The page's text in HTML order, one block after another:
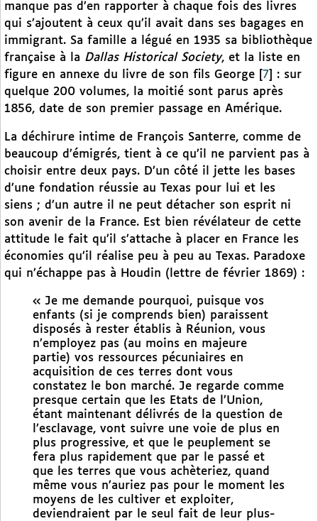
manque pas d’en rapporter à chaque fois des livres
qui s’ajoutent à ceux qu’il avait dans ses bagages en
immigrant. Sa famille a légué en 1935 sa bibliothèque
française à la Dallas Historical Society, et la liste en
figure en annexe du livre de son fils George
7
: sur
quelque 200 volumes, la moitié sont parus après
1856, date de son premier passage en Amérique.
La déchirure intime de François Santerre, comme de
beaucoup d’émigrés, tient à ce qu’il ne parvient pas à
choisir entre deux pays. D’un côté il jette les bases
d’une fondation réussie au Texas pour lui et les
siens ; d’un autre il ne peut détacher son esprit ni
son avenir de la France. Est bien révélateur de cette
attitude le fait qu’il s’attache à placer en France les
économies qu’il réalise peu à peu au Texas. Paradoxe
qui n’échappe pas à Houdin (lettre de février 1869) :
« Je me demande pourquoi, puisque vos
enfants (si je comprends bien) paraissent
disposés à rester établis à Réunion, vous
n’employez pas (au moins en majeure
partie) vos ressources pécuniaires en
acquisition de ces terres dont vous
constatez le bon marché. Je regarde comme
presque certain que les Etats de l’Union,
étant maintenant délivrés de la question de
l’esclavage, vont suivre une voie de plus en
plus progressive, et que le peuplement se
fera plus rapidement que par le passé et
que les terres que vous achèteriez, quand
même vous n’auriez pas pour le moment les
moyens de les cultiver et exploiter,
deviendraient par le seul fait de leur plus-